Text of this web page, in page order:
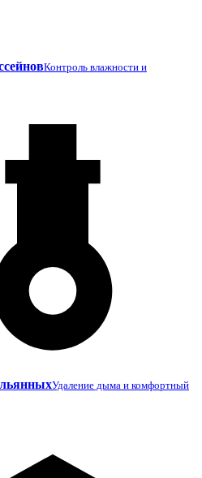
Контроль влажности и
Удаление дыма и комфортный